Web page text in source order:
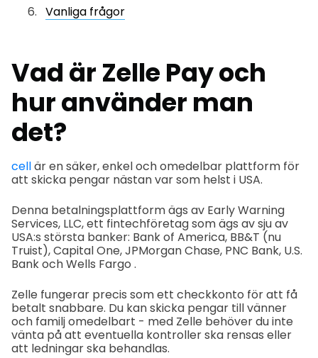
Vanliga frågor
Vad är Zelle Pay och
hur använder man
det?
cellär en säker, enkel och omedelbar plattform för
att skicka pengar nästan var som helst i USA.
Denna betalningsplattform ägs av Early Warning
Services, LLC, ett fintechföretag som ägs av sju av
USA:s största banker: Bank of America, BB&T (nu
Truist), Capital One, JPMorgan Chase, PNC Bank, U.S.
Bank och Wells Fargo .
Zelle fungerar precis som ett checkkonto för att få
betalt snabbare. Du kan skicka pengar till vänner
och familj omedelbart - med Zelle behöver du inte
vänta på att eventuella kontroller ska rensas eller
att ledningar ska behandlas.